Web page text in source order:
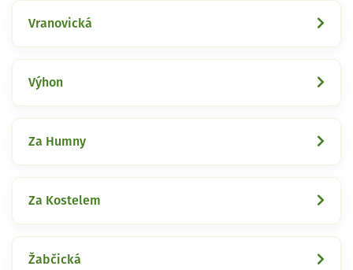
Vranovická
Výhon
Za Humny
Za Kostelem
Žabčická